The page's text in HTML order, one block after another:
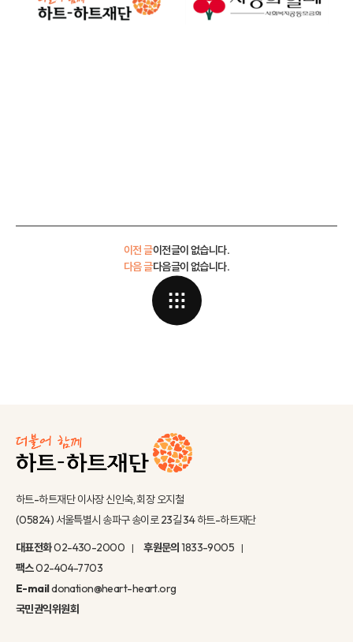
이전 글이전글이 없습니다.
다음글이 없습니다.
다음 글
하트-하트재단 이사장 신인숙, 회장 오지철
(05824) 서울특별시 송파구 송이로 23길 34 하트-하트재단
대표전화02-430-2000 후원문의1833-9005
팩스02-404-7703
E-maildonation@heart-heart.org
국민권익위원회